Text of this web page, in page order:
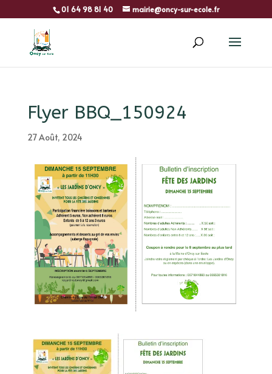
01 64 98 81 40 mairie@oncy-sur-ecole.fr
Flyer BBQ_150924
27 Août, 2024